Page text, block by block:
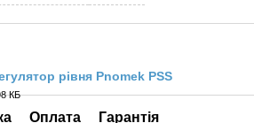
рівня Pnomek PSS
КБ
Оплата Гарантія